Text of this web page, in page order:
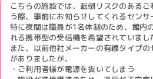
こちらの施設では、転倒リスクのある
う際、事前にお知らせしてくれるセンサ
特に夜間は職員が1名体制のため、館内
れる携帯型の受信機を希望されていまし
また、以前他社メーカーの有線タイプ
がありましたが、
・ご利用者様が電源を抜いてしまう